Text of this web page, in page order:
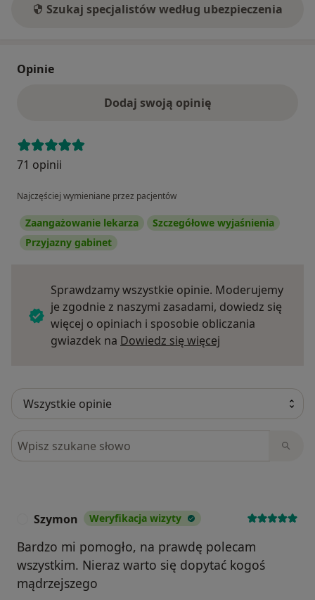
Szukaj specjalistów według ubezpieczenia
Opinie
Dodaj swoją opinię
71 opinii
Najczęściej wymieniane przez pacjentów
Zaangażowanie lekarza
Szczegółowe wyjaśnienia
Przyjazny gabinet
Sprawdzamy wszystkie opinie. Moderujemy
je zgodnie z naszymi zasadami, dowiedz się
więcej o opiniach i sposobie obliczania
gwiazdek na Dowiedz się więcej
Szukaj w opiniach
Szymon Weryfikacja wizyty
Bardzo mi pomogło, na prawdę polecam
wszystkim. Nieraz warto się dopytać kogoś
mądrzejszego